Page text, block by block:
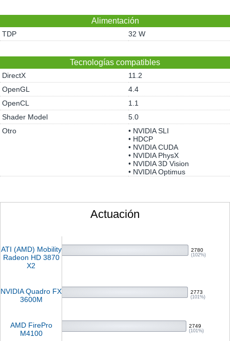
Alimentación
TDP 32 W
Tecnologías compatibles
DirectX
11.2
OpenGL
4.4
OpenCL
1.1
Shader Model
5.0
Otro
• NVIDIA SLI
• HDCP
• NVIDIA CUDA
• NVIDIA PhysX
• NVIDIA 3D Vision
• NVIDIA Optimus
Actuación
ATI (AMD) Mobility
Radeon HD 3870
X2
2780
(102%)
NVIDIA Quadro FX
3600M
2773
(101%)
AMD FirePro
M4100
2749
(101%)